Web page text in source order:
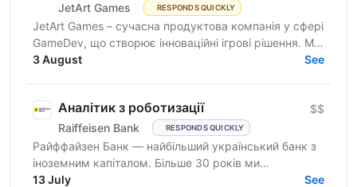
JetArt Games RESPONDS QUICKLY
JetArt Games – сучасна продуктова компанія у сфері
GameDev, що створює інноваційні ігрові рішення. Ми
розробляємо високопродуктивні ігрові системи з...
3 August See
Аналітик з роботизації
Raiffeisen Bank RESPONDS QUICKLY
$$
Райффайзен Банк — найбільший український банк з
іноземним капіталом. Більше 30 років ми
створюємо та вибудовуємо банківську систему
13 July See